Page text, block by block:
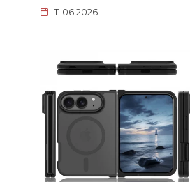
11.06.2026